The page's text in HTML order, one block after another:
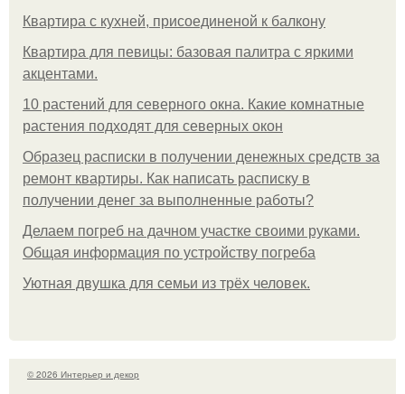
Квартира с кухней, присоединеной к балкону
Квартира для певицы: базовая палитра с яркими
акцентами.
10 растений для северного окна. Какие комнатные
растения подходят для северных окон
Образец расписки в получении денежных средств за
ремонт квартиры. Как написать расписку в
получении денег за выполненные работы?
Делаем погреб на дачном участке своими руками.
Общая информация по устройству погреба
Уютная двушка для семьи из трёх человек.
© 2026 Интерьер и декор